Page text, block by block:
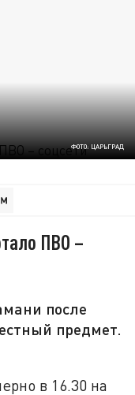
ФОТО: ЦАРЬГРАД
ПВО –
после
предмет.
в 16.30 на